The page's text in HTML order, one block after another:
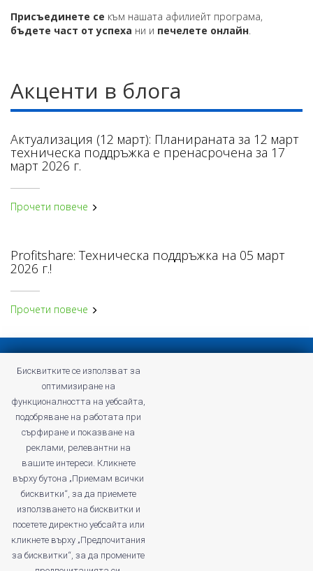
Присъединете се към нашата афилиейт програма,
бъдете част от успеха ни и печелете онлайн.
Акценти в блога
Актуализация (12 март): Планираната за 12 март
техническа поддръжка е пренасрочена за 17
март 2026 г.
Прочети повече
Profitshare: Техническа поддръжка на 05 март
2026 г.!
Прочети повече
Общи условия на Profitshare
Често задавани въпроси
Конфиденциална политика
profitshare.ro
profitshare.bg
© 2026Кънвършън Маркетинг ЕООД
Бисквитките се използват за
оптимизиране на
функционалността на уебсайта,
подобряване на работата при
сърфиране и показване на
реклами, релевантни на
вашите интереси. Кликнете
върху бутона „Приемам всички
бисквитки“, за да приемете
използването на бисквитки и
посетете директно уебсайта или
кликнете върху „Предпочитания
за бисквитки“, за да промените